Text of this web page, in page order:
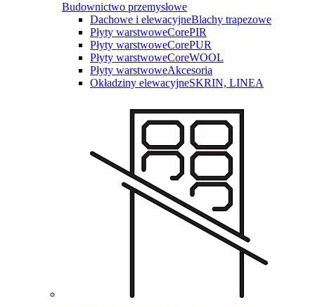
Budownictwo przemysłowe
Dachowe i elewacyjneBlachy trapezowe
Płyty warstwoweCorePIR
Płyty warstwoweCorePUR
Płyty warstwoweCoreWOOL
Płyty warstwoweAkcesoria
Okładziny elewacyjneSKRIN, LINEA